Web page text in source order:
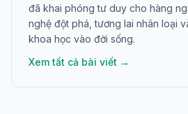
đã khai phóng tư duy cho hàng
nghệ đột phá, tương lai nhân loại
khoa học vào đời sống.
Xem tất cả bài viết →